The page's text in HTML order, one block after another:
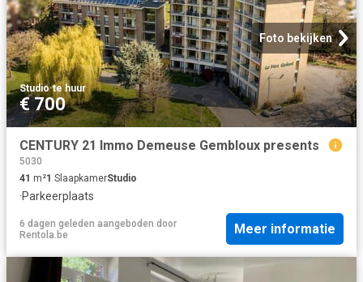
Foto bekijken
Studio·te huur
€ 700
CENTURY 21 Immo Demeuse Gembloux presents
5030
41 m²1 SlaapkamerStudio
·Parkeerplaats
6 dagen geleden aangeboden door
Rentola.be
Meer informatie